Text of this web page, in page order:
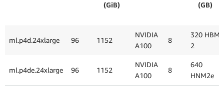
(GiB)
(GB)
ml.p4d.24xlarge 96 1152
NVIDIA
A100
8
320 HBM
2
ml.p4de.24xlarge 96 1152
NVIDIA
A100
8
640
HNM2e